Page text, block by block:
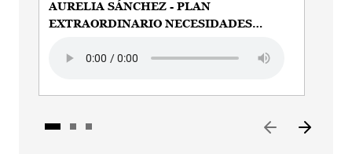
AURELIA SÁNCHEZ - PLAN
EXTRAORDINARIO NECESIDADES